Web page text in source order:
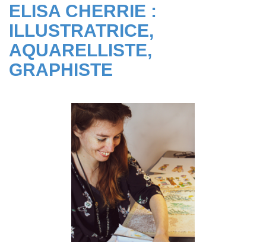
ELISA CHERRIE :
ILLUSTRATRICE,
AQUARELLISTE,
GRAPHISTE